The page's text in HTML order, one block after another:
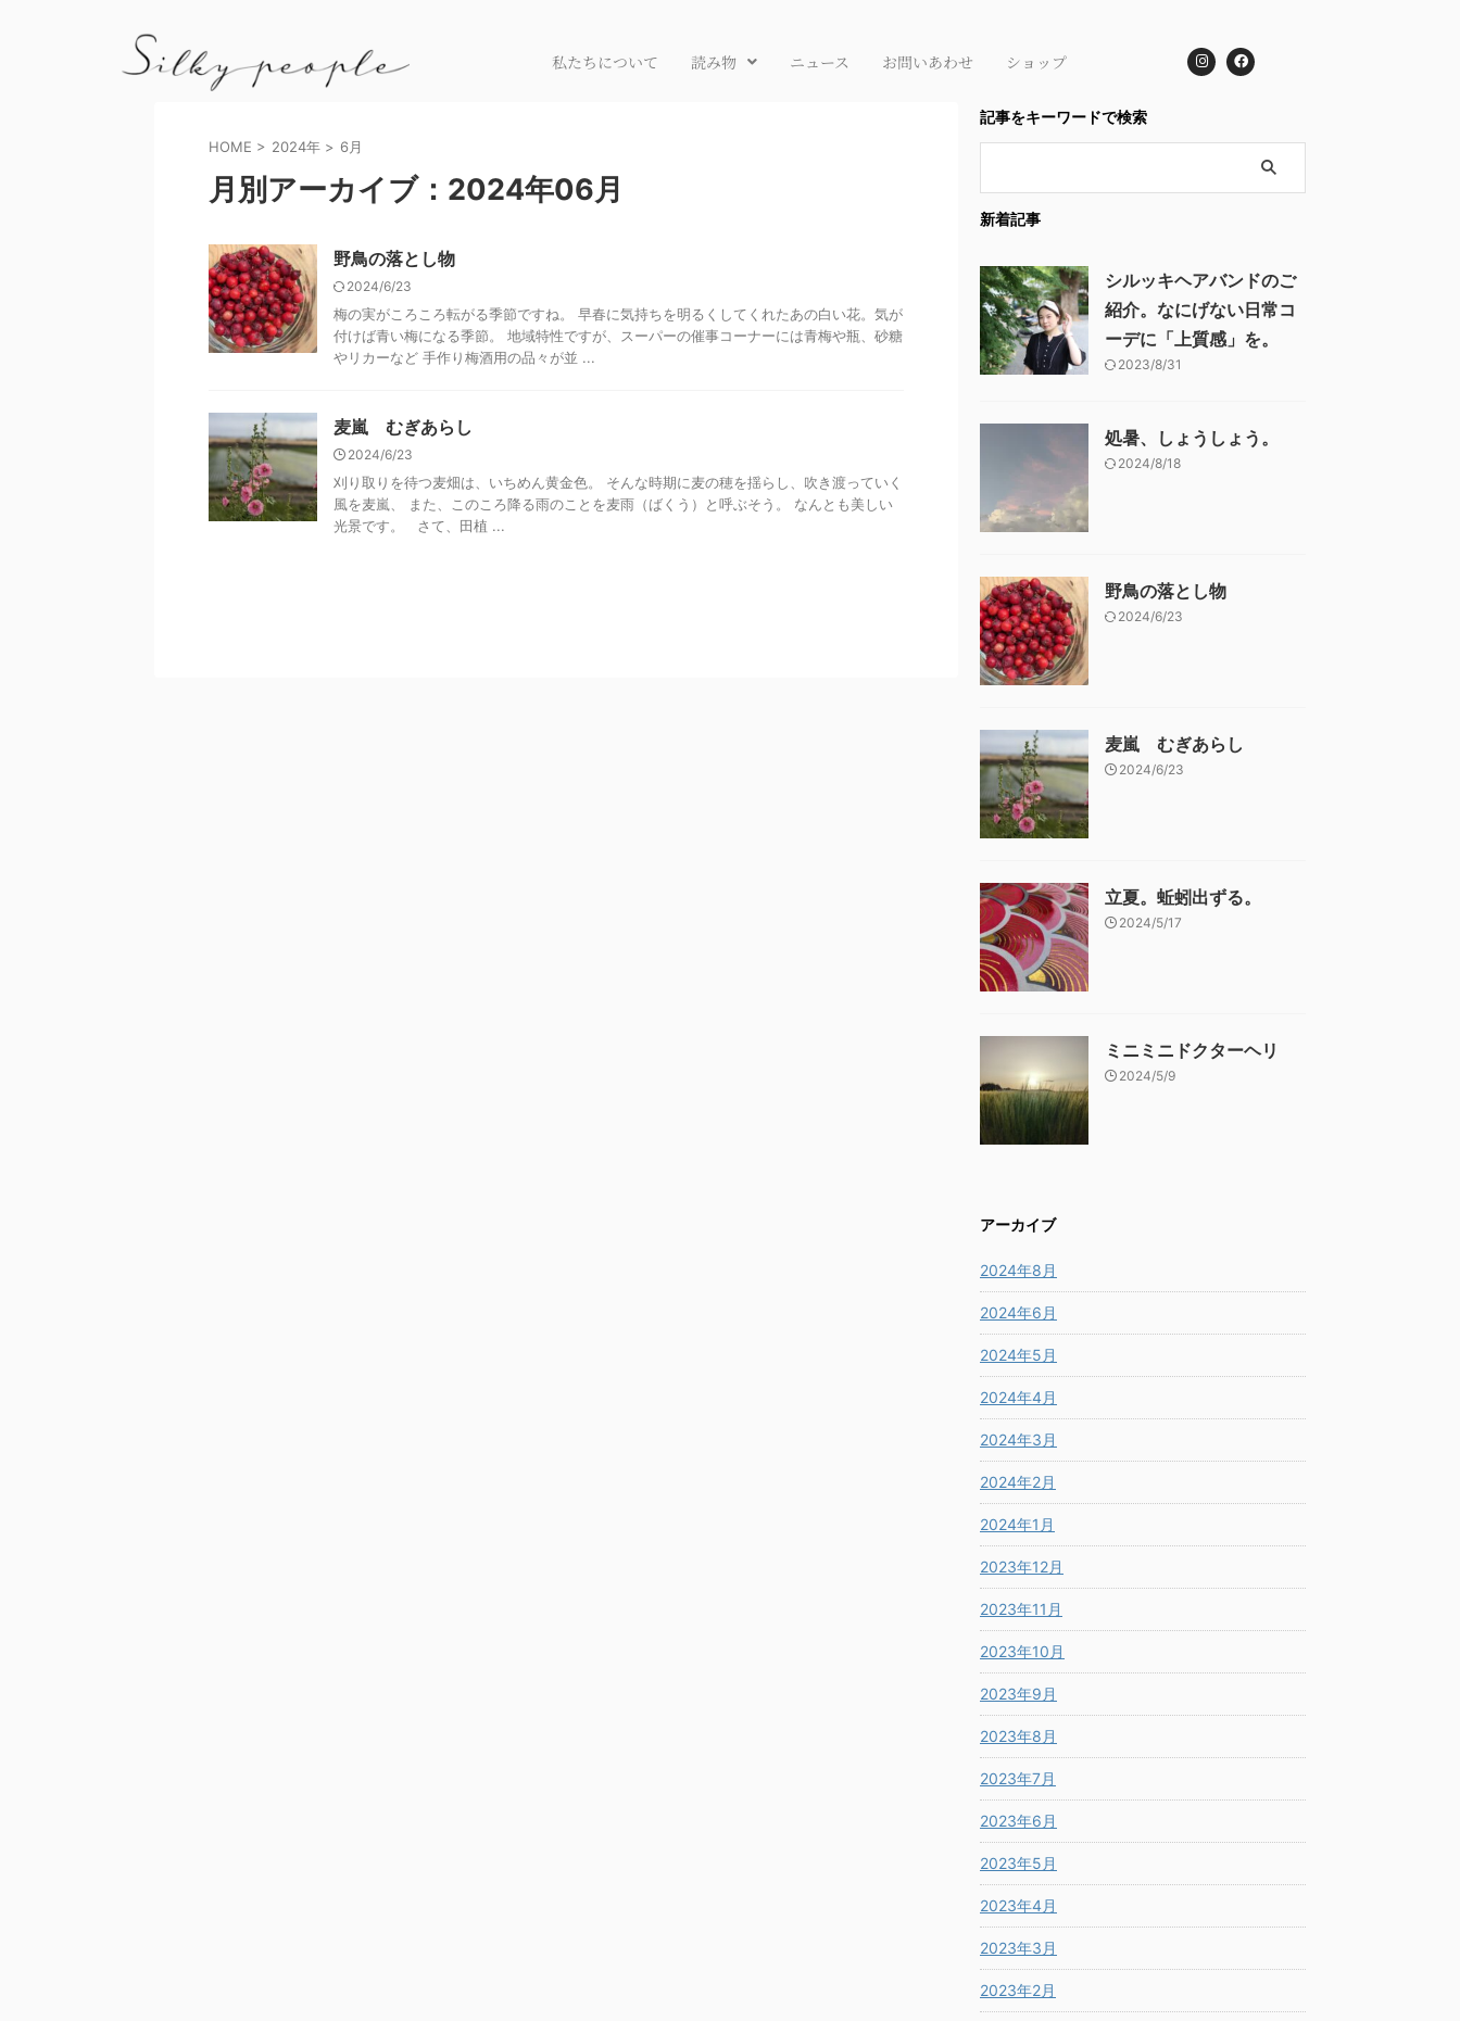
私たちについて 読み物 ニュース お問いあわせ ショップ
HOME > 2024年 > 6月
月別アーカイブ：2024年06月
野鳥の落とし物
2024/6/23
梅の実がころころ転がる季節ですね。 早春に気持ちを明るくしてくれたあの白い花。気が
付けば青い梅になる季節。 地域特性ですが、スーパーの催事コーナーには青梅や瓶、砂糖
やリカーなど 手作り梅酒用の品々が並 ...
麦嵐 むぎあらし
2024/6/23
刈り取りを待つ麦畑は、いちめん黄金色。 そんな時期に麦の穂を揺らし、吹き渡っていく
風を麦嵐、 また、このころ降る雨のことを麦雨（ばくう）と呼ぶそう。 なんとも美しい
光景です。 さて、田植 ...
記事をキーワードで検索
新着記事
シルッキヘアバンドのご
紹介。なにげない日常コ
ーデに「上質感」を。
2023/8/31
処暑、しょうしょう。
2024/8/18
野鳥の落とし物
2024/6/23
麦嵐 むぎあらし
2024/6/23
立夏。蚯蚓出ずる。
2024/5/17
ミニミニドクターヘリ
2024/5/9
アーカイブ
2024年8月
2024年6月
2024年5月
2024年4月
2024年3月
2024年2月
2024年1月
2023年12月
2023年11月
2023年10月
2023年9月
2023年8月
2023年7月
2023年6月
2023年5月
2023年4月
2023年3月
2023年2月